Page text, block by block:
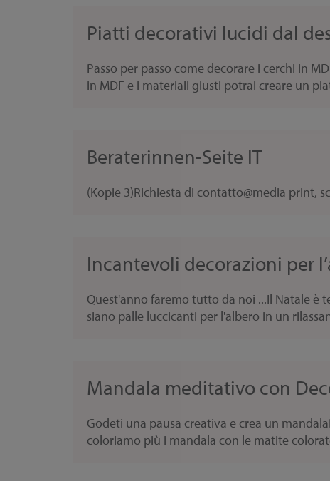
Piatti decorativi lucidi dal
Passo per passo come decorare i cerchi in
in MDF e i materiali giusti potrai creare un
Beraterinnen-Seite IT
(Kopie 3)Richiesta di contatto@media print,
Incantevoli decorazioni per
Quest'anno faremo tutto da noi ...Il Natale è
siano palle luccicanti per l'albero in un
Mandala meditativo con
Godeti una pausa creativa e crea un
coloriamo più i mandala con le matite